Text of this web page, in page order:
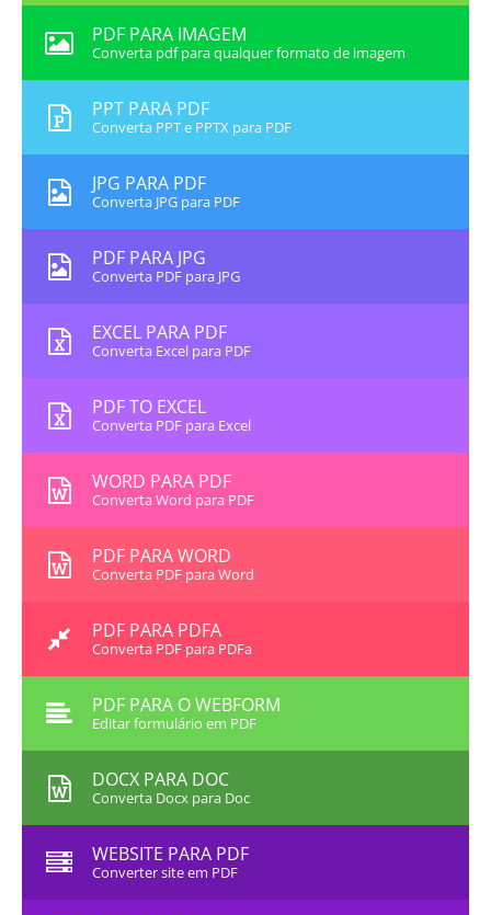
PDF PARA IMAGEM
Converta pdf para qualquer formato de imagem
PPT PARA PDF
Converta PPT e PPTX para PDF
JPG PARA PDF
Converta JPG para PDF
PDF PARA JPG
Converta PDF para JPG
EXCEL PARA PDF
Converta Excel para PDF
PDF TO EXCEL
Converta PDF para Excel
WORD PARA PDF
Converta Word para PDF
PDF PARA WORD
Converta PDF para Word
PDF PARA PDFA
Converta PDF para PDFa
PDF PARA O WEBFORM
Editar formulário em PDF
DOCX PARA DOC
Converta Docx para Doc
WEBSITE PARA PDF
Converter site em PDF